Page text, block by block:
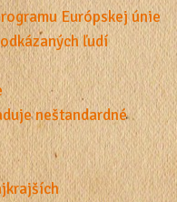
Európskej únie
ľudí
neštandardné